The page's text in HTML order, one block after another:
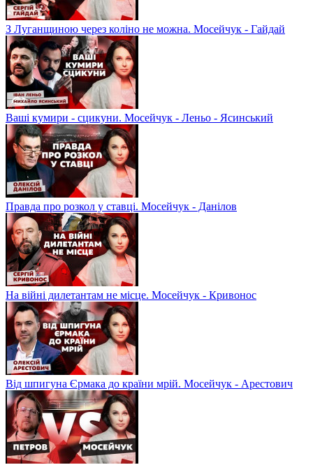
З Луганщиною через коліно не можна. Мосейчук - Гайдай
Ваші кумири - сцикуни. Мосейчук - Леньо - Ясинський
Правда про розкол у ставці. Мосейчук - Данілов
На війні дилетантам не місце. Мосейчук - Кривонос
Від шпигуна Єрмака до країни мрій. Мосейчук - Арестович